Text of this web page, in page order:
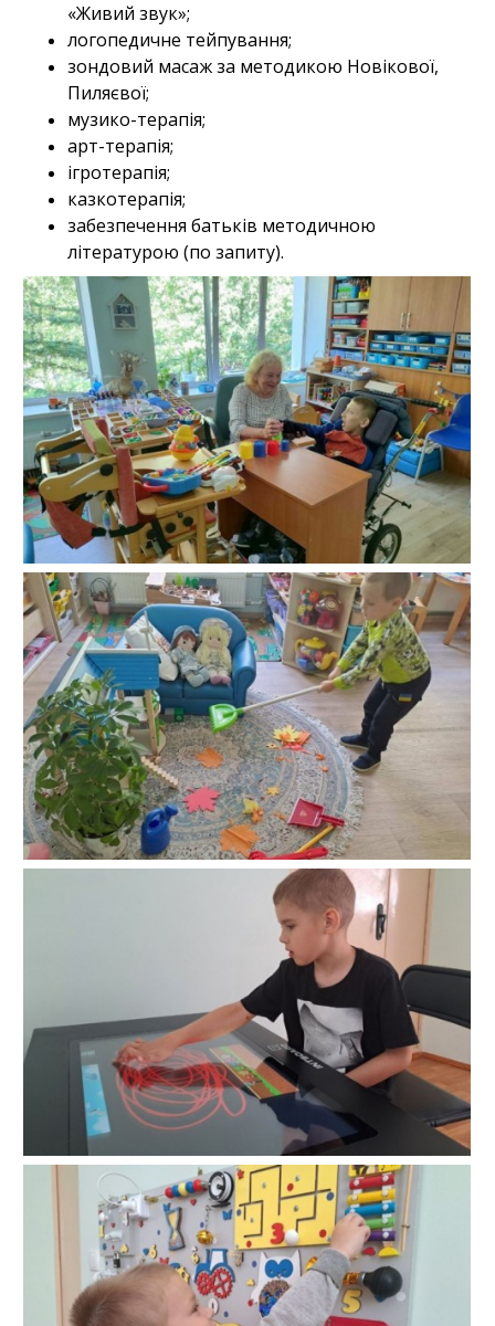
«Живий звук»;
логопедичне тейпування;
зондовий масаж за методикою Новікової,
Пиляєвої;
музико-терапія;
арт-терапія;
ігротерапія;
казкотерапія;
забезпечення батьків методичною
літературою (по запиту).